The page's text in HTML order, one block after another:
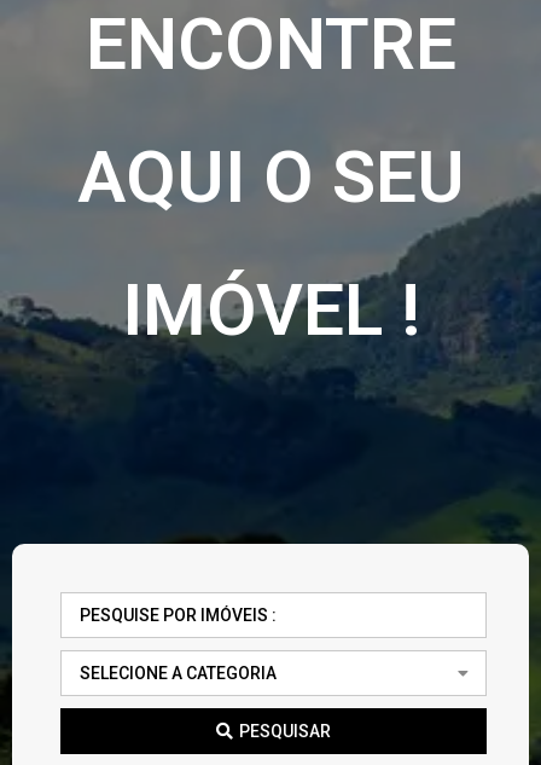
ENCONTRE
AQUI O SEU
IMÓVEL !
PESQUISAR